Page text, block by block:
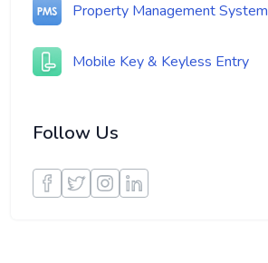
Property Management System
Mobile Key & Keyless Entry
Follow Us